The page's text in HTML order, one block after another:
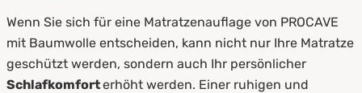
Wenn Sie sich für eine Matratzenauflage von PROCAVE
mit Baumwolle entscheiden, kann nicht nur Ihre Matratze
geschützt werden, sondern auch Ihr persönlicher
Schlafkomforterhöht werden. Einer ruhigen und